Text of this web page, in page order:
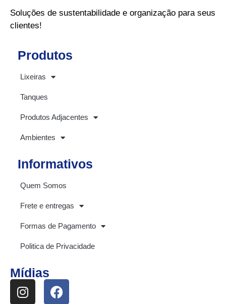
Soluções de sustentabilidade e organização para seus
clientes!
Produtos
Lixeiras
Tanques
Produtos Adjacentes
Ambientes
Informativos
Quem Somos
Frete e entregas
Formas de Pagamento
Politica de Privacidade
Mídias